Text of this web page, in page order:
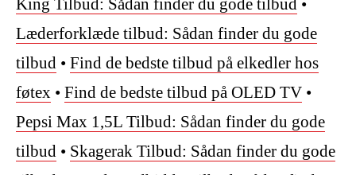
Læderforklæde tilbud: Sådan finder du gode
tilbud • Find de bedste tilbud på elkedler hos
føtex • Find de bedste tilbud på OLED TV •
Pepsi Max 1,5L Tilbud: Sådan finder du gode
tilbud • Skagerak Tilbud: Sådan finder du gode